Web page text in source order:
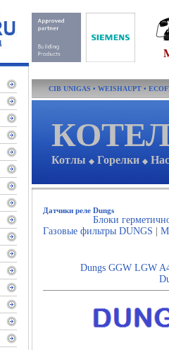
CIB UNIGAS • WEISHAUPT •
Котлы ◆ Горелки ◆
Датчики реле Dungs
Блоки
Газовые фильтры DUNGS
Dungs GGW LGW